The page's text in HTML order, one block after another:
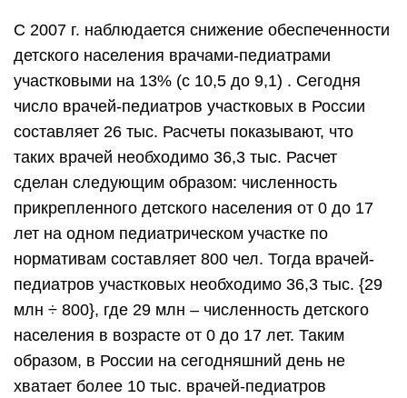
С 2007 г. наблюдается снижение обеспеченности
детского населения врачами-педиатрами
участковыми на 13% (с 10,5 до 9,1) . Сегодня
число врачей-педиатров участковых в России
составляет 26 тыс. Расчеты показывают, что
таких врачей необходимо 36,3 тыс. Расчет
сделан следующим образом: численность
прикрепленного детского населения от 0 до 17
лет на одном педиатрическом участке по
нормативам составляет 800 чел. Тогда врачей-
педиатров участковых необходимо 36,3 тыс. {29
млн ÷ 800}, где 29 млн – численность детского
населения в возрасте от 0 до 17 лет. Таким
образом, в России на сегодняшний день не
хватает более 10 тыс. врачей-педиатров